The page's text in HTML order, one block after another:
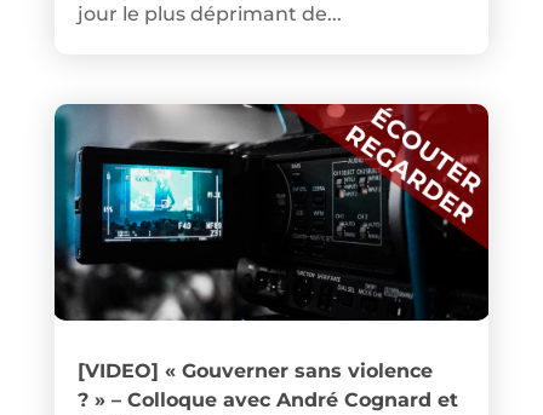
jour le plus déprimant de...
[VIDEO] « Gouverner sans violence
? » – Colloque avec André Cognard et